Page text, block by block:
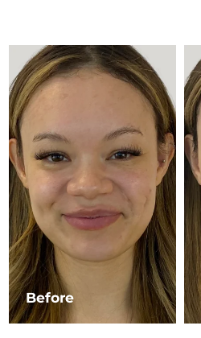
Before
全部购买
FOREO APP
关于我们
日本
泽西岛
哈萨克斯坦
科威特
拉脱维亚
黎巴嫩
立陶宛